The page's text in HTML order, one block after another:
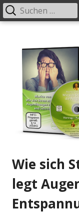
Primäres
Wie sich
legt